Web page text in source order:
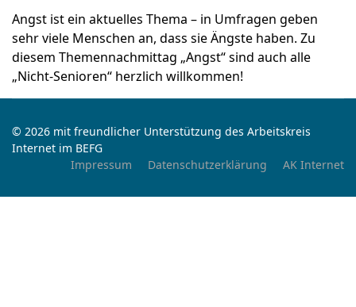
Angst ist ein aktuelles Thema – in Umfragen geben
sehr viele Menschen an, dass sie Ängste haben. Zu
diesem Themennachmittag „Angst“ sind auch alle
„Nicht-Senioren“ herzlich willkommen!
© 2026 mit freundlicher Unterstützung des Arbeitskreis
Internet im BEFG
Impressum
Datenschutzerklärung AK Internet